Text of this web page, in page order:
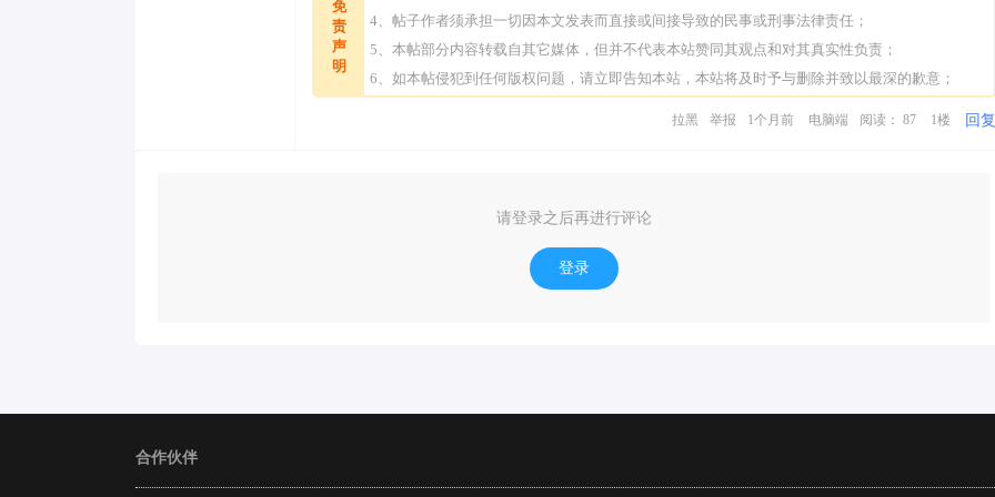
免
责
声
明
4、帖子作者须承担一切因本文发表而直接或间接导致的民事或刑事法律责任；
5、本帖部分内容转载自其它媒体，但并不代表本站赞同其观点和对其真实性负责；
6、如本帖侵犯到任何版权问题，请立即告知本站，本站将及时予与删除并致以最深的歉意；
拉黑 举报 1个月前 电脑端 阅读： 87 1楼 回复
请登录之后再进行评论
登录
合作伙伴